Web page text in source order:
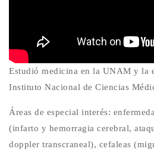
Estudió medicina en la UNAM y la
Instituto Nacional de Ciencias
Áreas de especial interés:
(infarto y hemorragia cerebral,
doppler transcraneal), cefaleas